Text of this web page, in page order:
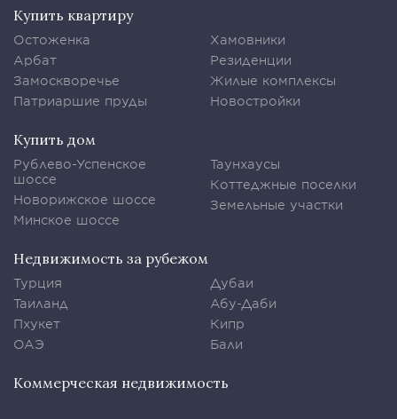
Купить квартиру
Остоженка
Арбат
Замоскворечье
Патриаршие пруды
Хамовники
Резиденции
Жилые комплексы
Новостройки
Купить дом
Рублево-Успенское
шоссе
Новорижское шоссе
Минское шоссе
Таунхаусы
Коттеджные поселки
Земельные участки
Недвижимость за рубежом
Турция
Таиланд
Пхукет
ОАЭ
Дубаи
Абу-Даби
Кипр
Бали
Коммерческая недвижимость